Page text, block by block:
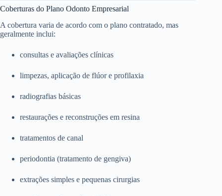
Coberturas do Plano Odonto Empresarial
A cobertura varia de acordo com o plano contratado, mas
geralmente inclui:
consultas e avaliações clínicas
limpezas, aplicação de flúor e profilaxia
radiografias básicas
restaurações e reconstruções em resina
tratamentos de canal
periodontia (tratamento de gengiva)
extrações simples e pequenas cirurgias